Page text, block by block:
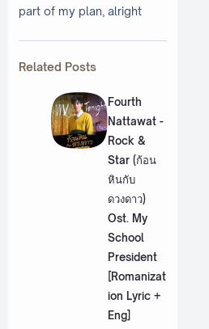
part of my plan, alright
Related Posts
Fourth
Nattawat -
Rock &
Star (ก้อน
หินกับ
ดวงดาว)
Ost. My
School
President
[Romanizat
ion Lyric +
Eng]